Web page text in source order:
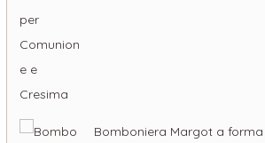
Bomboniera Margot a